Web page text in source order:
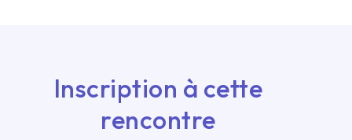
Inscription à cette
rencontre